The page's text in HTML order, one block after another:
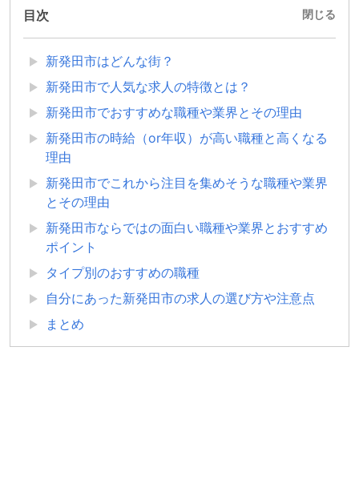
目次 閉じる
新発田市はどんな街？
新発田市で人気な求人の特徴とは？
新発田市でおすすめな職種や業界とその理由
新発田市の時給（or年収）が高い職種と高くなる
理由
新発田市でこれから注目を集めそうな職種や業界
とその理由
新発田市ならではの面白い職種や業界とおすすめ
ポイント
タイプ別のおすすめの職種
自分にあった新発田市の求人の選び方や注意点
まとめ